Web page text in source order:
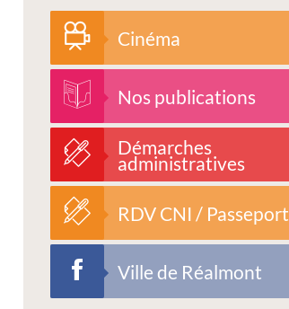
Cinéma
Nos publications
Démarches
administratives
RDV CNI / Passeport
Ville de Réalmont